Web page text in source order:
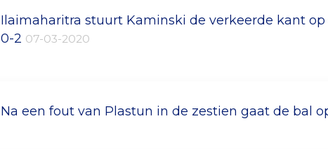
Ilaimaharitra stuurt Kaminski de verkeerde kant
0-2 07-03-2020
Na een fout van Plastun in de zestien gaat de bal